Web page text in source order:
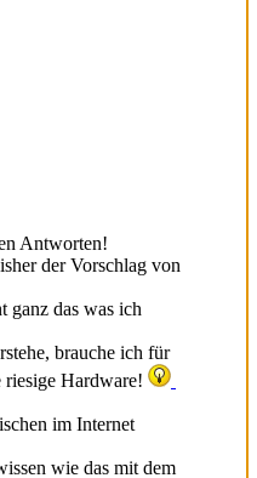
Antworten!
der Vorschlag von
ganz das was ich
brauche ich für
Hardware!
im Internet
wie das mit dem